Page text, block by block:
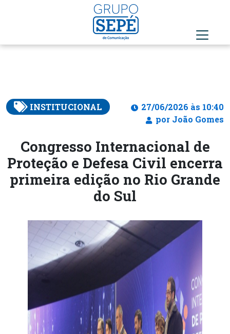
INSTITUCIONAL
27/06/2026 às 10:40
por João Gomes
Congresso Internacional de
Proteção e Defesa Civil encerra
primeira edição no Rio Grande
do Sul